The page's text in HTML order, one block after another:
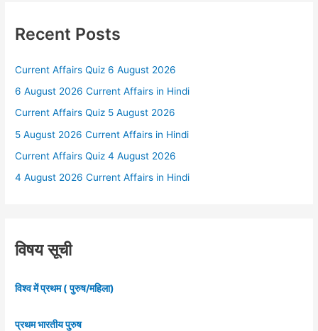
Recent Posts
Current Affairs Quiz 6 August 2026
6 August 2026 Current Affairs in Hindi
Current Affairs Quiz 5 August 2026
5 August 2026 Current Affairs in Hindi
Current Affairs Quiz 4 August 2026
4 August 2026 Current Affairs in Hindi
विषय सूची
विश्व में प्रथम ( पुरुष/महिला)
प्रथम भारतीय पुरुष